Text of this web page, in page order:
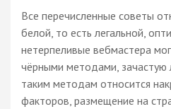
Все перечисленные советы
белой, то есть легальной,
нетерпеливые вебмастера
чёрными методами, зачастую
таким методам относится
факторов, размещение на